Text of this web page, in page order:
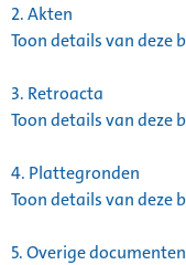
2.Akten
Toon details van deze
3. Retroacta
Toon details van deze
4. Plattegronden
Toon details van deze
5.Overige documenten